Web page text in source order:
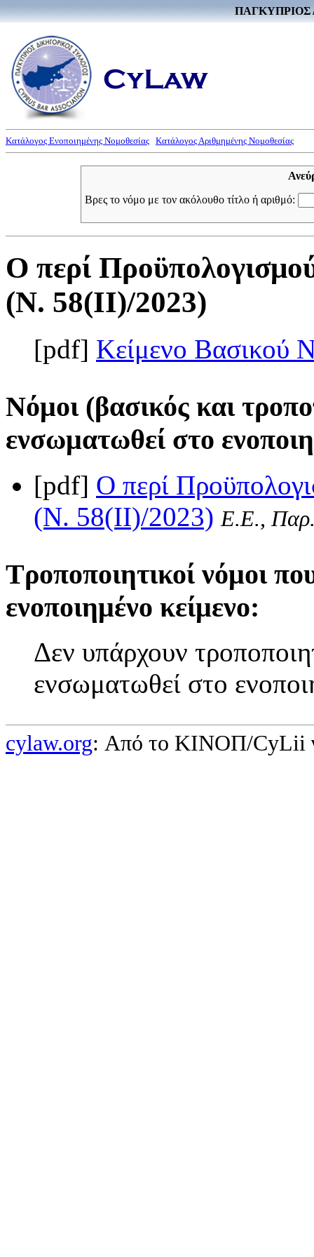
ΠΑΓΚΥΠΡΙΟΣ
Κατάλογος Ενοποιημένης Νομοθεσίας Κατάλογος Αριθμημένης Νομοθεσίας
Βρες το νόμο με τον ακόλουθο τίτλο ή αριθμό:
Ο περί
(Ν. 58(II)/2023)
[pdf] Κείμενο Βασικού
Νόμοι (βασικός και
ενσωματωθεί στο
[pdf] Ο περί
(Ν. 58(II)/2023) Ε.Ε.,
Τροποποιητικοί νόμοι
ενοποιημένο κείμενο:
Δεν υπάρχουν
ενσωματωθεί στο
cylaw.org: Από το ΚΙΝOΠ/CyLii